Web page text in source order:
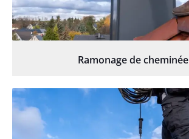
Ramonage de cheminée